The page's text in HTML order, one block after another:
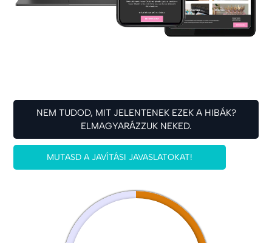
NEM TUDOD, MIT JELENTENEK EZEK A HIBÁK?
ELMAGYARÁZZUK NEKED.
MUTASD A JAVÍTÁSI JAVASLATOKAT!